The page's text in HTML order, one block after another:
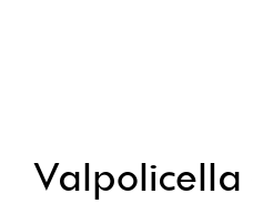
Il Monte La Parte
Valpolicella